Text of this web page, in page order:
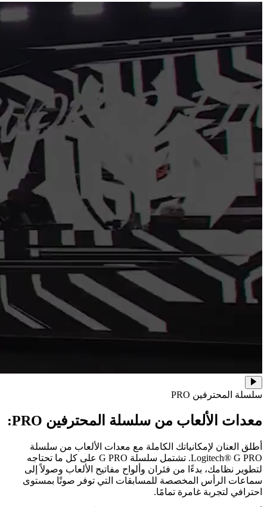
سلسلة المحترفين PRO‏
معدات الألعاب من سلسلة المحترفين ‏PRO‏:
أطلق العنان لإمكانياتك الكاملة مع معدات الألعاب من سلسلة
Logitech® G PRO. تشتمل سلسلة G PRO على كل ما تحتاجه
لتطوير نظامك، بدءًا من فئران وألواح مفاتيح الألعاب وصولاً إلى
سماعات الرأس المخصصة للمسابقات التي توفر صوتًا بمستوى
احترافي لتجربة غامرة تمامًا.